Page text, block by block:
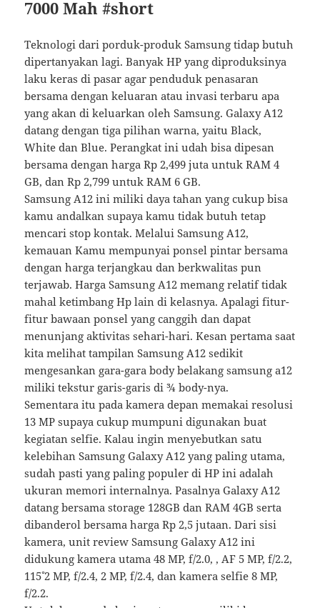
7000 Mah #short
Teknologi dari porduk-produk Samsung tidap butuh
dipertanyakan lagi. Banyak HP yang diproduksinya
laku keras di pasar agar penduduk penasaran
bersama dengan keluaran atau invasi terbaru apa
yang akan di keluarkan oleh Samsung. Galaxy A12
datang dengan tiga pilihan warna, yaitu Black,
White dan Blue. Perangkat ini udah bisa dipesan
bersama dengan harga Rp 2,499 juta untuk RAM 4
GB, dan Rp 2,799 untuk RAM 6 GB.
Samsung A12 ini miliki daya tahan yang cukup bisa
kamu andalkan supaya kamu tidak butuh tetap
mencari stop kontak. Melalui Samsung A12,
kemauan Kamu mempunyai ponsel pintar bersama
dengan harga terjangkau dan berkwalitas pun
terjawab. Harga Samsung A12 memang relatif tidak
mahal ketimbang Hp lain di kelasnya. Apalagi fitur-
fitur bawaan ponsel yang canggih dan dapat
menunjang aktivitas sehari-hari. Kesan pertama saat
kita melihat tampilan Samsung A12 sedikit
mengesankan gara-gara body belakang samsung a12
miliki tekstur garis-garis di ¾ body-nya.
Sementara itu pada kamera depan memakai resolusi
13 MP supaya cukup mumpuni digunakan buat
kegiatan selfie. Kalau ingin menyebutkan satu
kelebihan Samsung Galaxy A12 yang paling utama,
sudah pasti yang paling populer di HP ini adalah
ukuran memori internalnya. Pasalnya Galaxy A12
datang bersama storage 128GB dan RAM 4GB serta
dibanderol bersama harga Rp 2,5 jutaan. Dari sisi
kamera, unit review Samsung Galaxy A12 ini
didukung kamera utama 48 MP, f/2.0, , AF 5 MP, f/2.2,
115˚ 2 MP, f/2.4, 2 MP, f/2.4, dan kamera selfie 8 MP,
f/2.2.